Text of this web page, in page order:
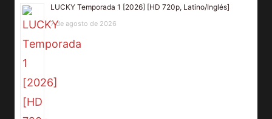
LUCKY Temporada 1 [2026] [HD 720p, Latino/Inglés]
7 de agosto de 2026